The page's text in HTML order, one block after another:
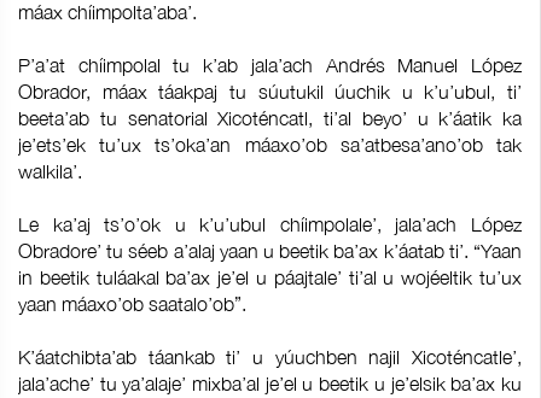
máax chíimpolta’aba’.
P’a’at chíimpolal tu k’ab jala’ach Andrés Manuel López
Obrador, máax táakpaj tu súutukil úuchik u k’u’ubul, ti’
beeta’ab tu senatorial Xicoténcatl, ti’al beyo’ u k’áatik ka
je’ets’ek tu’ux ts’oka’an máaxo’ob sa’atbesa’ano’ob tak
walkila’.
Le ka’aj ts’o’ok u k’u’ubul chíimpolale’, jala’ach López
Obradore’ tu séeb a’alaj yaan u beetik ba’ax k’áatab ti’. “Yaan
in beetik tuláakal ba’ax je’el u páajtale’ ti’al u wojéeltik tu’ux
yaan máaxo’ob saatalo’ob”.
K’áatchibta’ab táankab ti’ u yúuchben najil Xicoténcatle’,
jala’ache’ tu ya’alaje’ mixba’al je’el u beetik u je’elsik ba’ax ku